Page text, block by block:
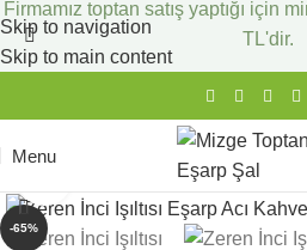
Skip to navigation
Skip to main content
Menu
-65%
Click to enlarge
Firmamız toptan satış yaptığı için
TL'dir.